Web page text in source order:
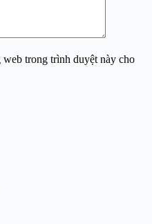
trong trình duyệt này cho